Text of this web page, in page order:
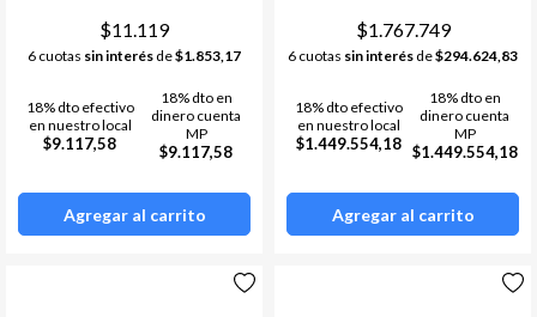
$11.119
6 cuotas sin interés de$1.853,17
18% dto efectivo
en nuestro local
$9.117,58
18% dto en
dinero cuenta
MP
$9.117,58
Agregar al carrito
$1.767.749
6 cuotas sin interés de$294.624,83
18% dto efectivo
en nuestro local
$1.449.554,18
18% dto en
dinero cuenta
MP
$1.449.554,18
Agregar al carrito